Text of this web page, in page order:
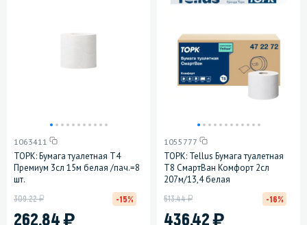
1063411
ТОРК: Бумага туалетная T4
Премиум 3сл 15м белая /пач.=8
шт.
262.84)
309.22у -15%
1055777
ТОРК: Tellus Бумага туалетная
Т8 СмартВан Комфорт 2сл
207м/13,4 белая
436.42)
513.44у -16%